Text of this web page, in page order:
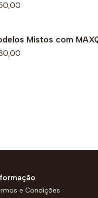
Mistos com
e Condições